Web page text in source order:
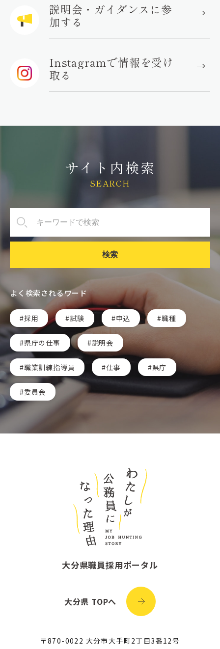
説明会・ガイダンスに参
加する
Instagramで情報を受け
取る
サイト内検索
SEARCH
検索
よく検索されるワード
採用 試験 申込 職種
県庁の仕事 説明会
職業訓練指導員 仕事 県庁
委員会
大分県職員採用ポータル
大分県 TOPへ
〒870-0022 大分市大手町2丁目3番12号